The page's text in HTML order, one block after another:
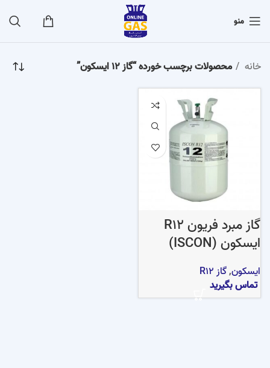
منو
خانه محصولات برچسب خورده “گاز 12 ایسکون”
گاز مبرد فریون R12
ایسکون (ISCON)
ایسکون,گاز R12
تماس بگیرید